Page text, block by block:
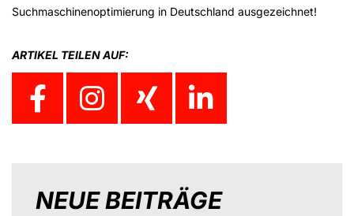
Suchmaschinenoptimierung in Deutschland ausgezeichnet!
ARTIKEL TEILEN AUF:
NEUE BEITRÄGE